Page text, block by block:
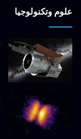
علوم وتكنولوجيا